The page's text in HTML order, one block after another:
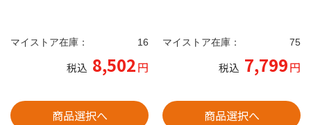
マイストア在庫： 16
税込 8,502円
商品選択へ
マイストア在庫： 75
税込 7,799円
商品選択へ